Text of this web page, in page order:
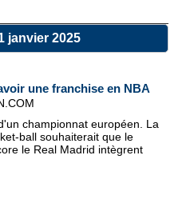
janvier 2025
une franchise en NBA
championnat européen. La
ball souhaiterait que le
le Real Madrid intègrent